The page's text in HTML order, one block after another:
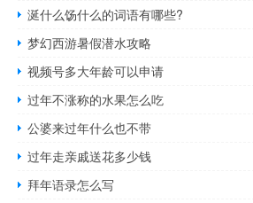
涎什么饧什么的词语有哪些?
梦幻西游暑假潜水攻略
视频号多大年龄可以申请
过年不涨称的水果怎么吃
公婆来过年什么也不带
过年走亲戚送花多少钱
拜年语录怎么写